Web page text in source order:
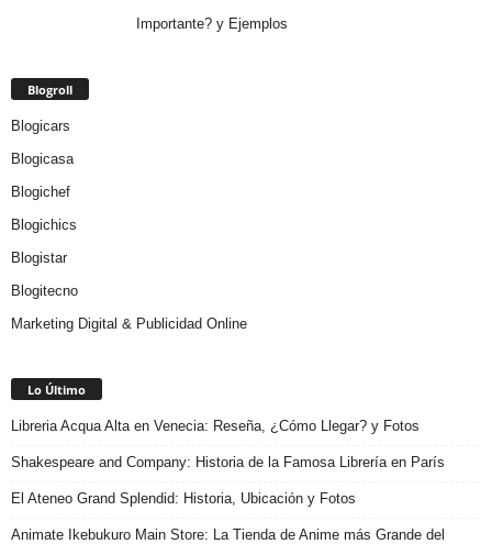
Importante? y Ejemplos
Blogroll
Blogicars
Blogicasa
Blogichef
Blogichics
Blogistar
Blogitecno
Marketing Digital & Publicidad Online
Lo Último
Libreria Acqua Alta en Venecia: Reseña, ¿Cómo Llegar? y Fotos
Shakespeare and Company: Historia de la Famosa Librería en París
El Ateneo Grand Splendid: Historia, Ubicación y Fotos
Animate Ikebukuro Main Store: La Tienda de Anime más Grande del